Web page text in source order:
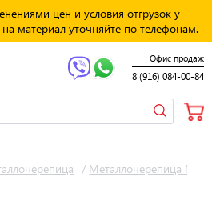
цен и условия отгрузок у
материал уточняйте по телефонам.
Офис продаж
8 (916) 084-00-84
/ Металлочерепица